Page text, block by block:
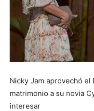
Nicky Jam aprovechó el
matrimonio a su novia
interesar